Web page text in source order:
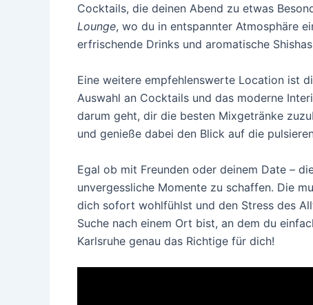
Cocktails, die deinen Abend zu etwas
Lounge, wo du in entspannter Atmosphäre
erfrischende Drinks und aromatische
Eine weitere empfehlenswerte Location ist
Auswahl an Cocktails und das moderne
darum geht, dir die besten Mixgetränke
und genieße dabei den Blick auf die
Egal ob mit Freunden oder deinem Date –
unvergessliche Momente zu schaffen. Die
dich sofort wohlfühlst und den Stress des
Suche nach einem Ort bist, an dem du
Karlsruhe genau das Richtige für dich!